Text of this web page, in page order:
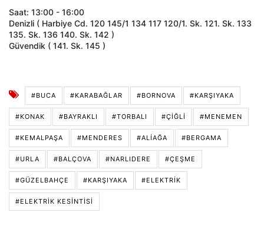
Saat: 13:00 - 16:00
Denizli ( Harbiye Cd. 120 145/1 134 117 120/1. Sk. 121. Sk. 133
135. Sk. 136 140. Sk. 142 )
Güvendik ( 141. Sk. 145 )
#BUCA #KARABAĞLAR #BORNOVA #KARŞIYAKA
#KONAK #BAYRAKLI #TORBALI #ÇIĞLI #MENEMEN
#KEMALPAŞA #MENDERES #ALIAĞA #BERGAMA
#URLA #BALÇOVA #NARLIDERE #ÇEŞME
#GÜZELBAHÇE #KARŞIYAKA #ELEKTRIK
#ELEKTRIK KESINTISI